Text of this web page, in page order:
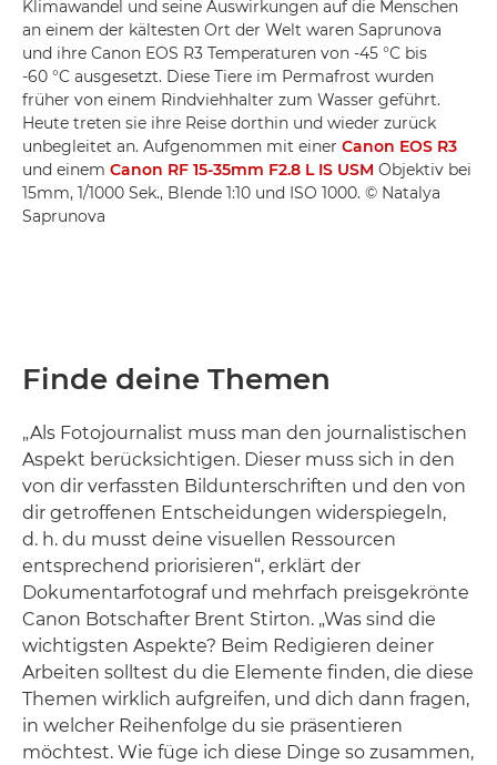
Klimawandel und seine Auswirkungen auf die Menschen
an einem der kältesten Ort der Welt waren Saprunova
und ihre Canon EOS R3 Temperaturen von -45 °C bis
-60 °C ausgesetzt. Diese Tiere im Permafrost wurden
früher von einem Rindviehhalter zum Wasser geführt.
Heute treten sie ihre Reise dorthin und wieder zurück
unbegleitet an. Aufgenommen mit einer Canon EOS R3
und einem Canon RF 15-35mm F2.8 L IS USM Objektiv bei
15mm, 1/1000 Sek., Blende 1:10 und ISO 1000. © Natalya
Saprunova
Finde deine Themen
„Als Fotojournalist muss man den journalistischen
Aspekt berücksichtigen. Dieser muss sich in den
von dir verfassten Bildunterschriften und den von
dir getroffenen Entscheidungen widerspiegeln,
d. h. du musst deine visuellen Ressourcen
entsprechend priorisieren“, erklärt der
Dokumentarfotograf und mehrfach preisgekrönte
Canon Botschafter Brent Stirton. „Was sind die
wichtigsten Aspekte? Beim Redigieren deiner
Arbeiten solltest du die Elemente finden, die diese
Themen wirklich aufgreifen, und dich dann fragen,
in welcher Reihenfolge du sie präsentieren
möchtest. Wie füge ich diese Dinge so zusammen,